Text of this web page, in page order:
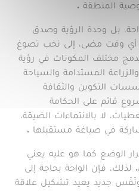
المنطقة .
بل وحدة الرؤية وصدق
أي وقت مضى، إلى نخب تصوغ
مختلف المكونات في رؤية
المستدامة والسياحة
التكوين والثقافة
قائم على الحكامة
لا بالانتماءات الضيقة،
في صياغة مستقبلها .
الوضع كما هو عليه يعني
فإن الواحة بحاجة إلى
جديد يعيد تشكيل علاقة